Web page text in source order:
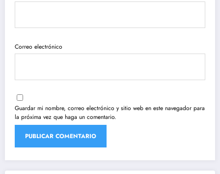
Correo electrónico
Guardar mi nombre, correo electrónico y sitio web en este navegador para
la próxima vez que haga un comentario.